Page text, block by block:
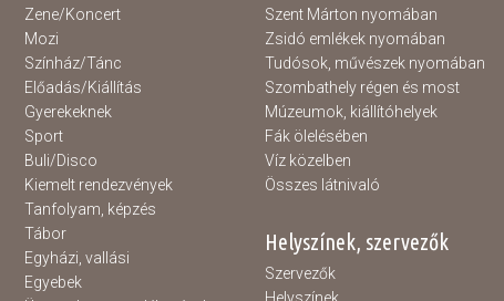
Zene/Koncert
Mozi
Színház/Tánc
Előadás/Kiállítás
Gyerekeknek
Sport
Buli/Disco
Kiemelt rendezvények
Tanfolyam, képzés
Tábor
Egyházi, vallási
Egyebek
Szent Márton nyomában
Zsidó emlékek nyomában
Tudósok, művészek nyomában
Szombathely régen és most
Múzeumok, kiállítóhelyek
Fák ölelésében
Víz közelben
Összes látnivaló
Helyszínek, szervezők
Szervezők